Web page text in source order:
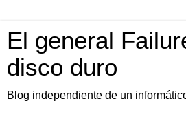
El general
disco duro
Blog independiente de un